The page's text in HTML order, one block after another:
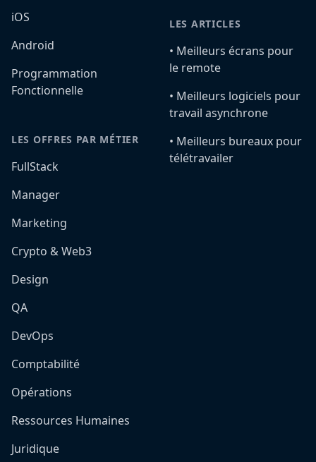
iOS
Android
Programmation
Fonctionnelle
LES OFFRES PAR MÉTIER
FullStack
Manager
Marketing
Crypto & Web3
Design
QA
DevOps
Comptabilité
Opérations
Ressources Humaines
Juridique
LES ARTICLES
•️ Meilleurs écrans pour
le remote
•️ Meilleurs logiciels pour
travail asynchrone
•️ Meilleurs bureaux pour
télétravailer